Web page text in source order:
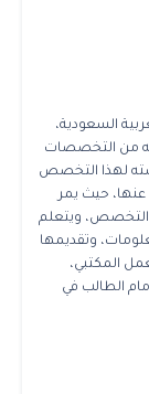
السعودية،
من التخصصات
لهذا التخصص
حيث يمر
التخصص، ويتعلم
وتقديمها
المكتبي،
الطالب في